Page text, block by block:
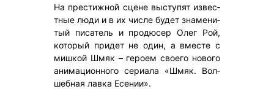
На прес­тижной сце­не выс­ту­пят из­вес­
тные лю­ди и в их чис­ле бу­дет зна­мени­
тый пи­сатель и про­дюсер Олег Рой,
ко­торый при­дет не один, а вмес­те с
миш­кой Шмяк – ге­ро­ем сво­его но­вого
ани­маци­он­но­го се­ри­ала «Шмяк. Вол­
шебная лав­ка Есе­нии».